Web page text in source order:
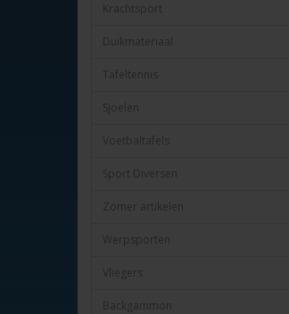
Krachtsport
Duikmateriaal
Tafeltennis
Sjoelen
Voetbaltafels
Sport Diversen
Zomer artikelen
Werpsporten
Vliegers
Backgammon